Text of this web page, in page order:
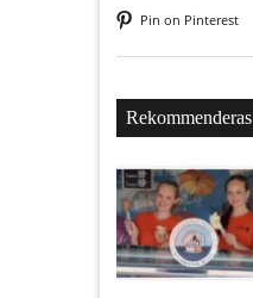
Pin on Pinterest
Rekommenderas